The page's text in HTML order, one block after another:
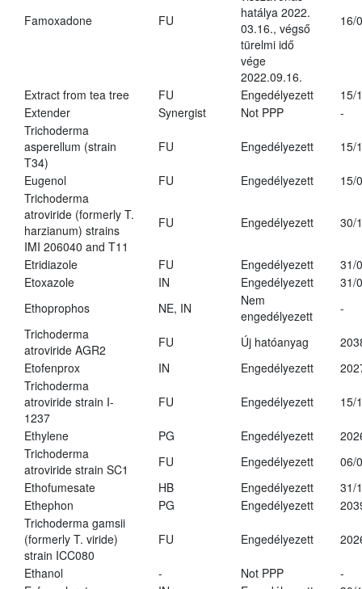
Famoxadone FU
hatálya 2022.
03.16., végső
türelmi idő
vége
2022.09.16.
16/
Extract from tea tree FU Engedélyezett
15/
Extender
Synergist Not PPP
-
Trichoderma
asperellum (strain
T34)
FU Engedélyezett 15/
Eugenol FU Engedélyezett
15/
Trichoderma
atroviride (formerly T.
harzianum) strains
IMI 206040 and T11
FU Engedélyezett 30/
Etridiazole FU Engedélyezett
31/
Etoxazole
IN Engedélyezett
31/
Ethoprophos
NE, IN
Nem
engedélyezett
-
Trichoderma
atroviride AGR2
FU Új hatóanyag
Etofenprox
IN Engedélyezett
Trichoderma
atroviride strain I-
1237
FU Engedélyezett 15/
Ethylene PG Engedélyezett
Trichoderma
atroviride strain SC1
FU Engedélyezett
06/
Ethofumesate
HB Engedélyezett
31/
Ethephon
PG Engedélyezett
Trichoderma gamsii
(formerly T. viride)
strain ICC080
FU Engedélyezett
Ethanol - Not PPP
-